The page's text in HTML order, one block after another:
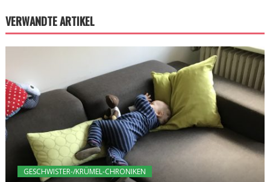
VERWANDTE ARTIKEL
GESCHWISTER-/KRÜMEL-CHRONIKEN